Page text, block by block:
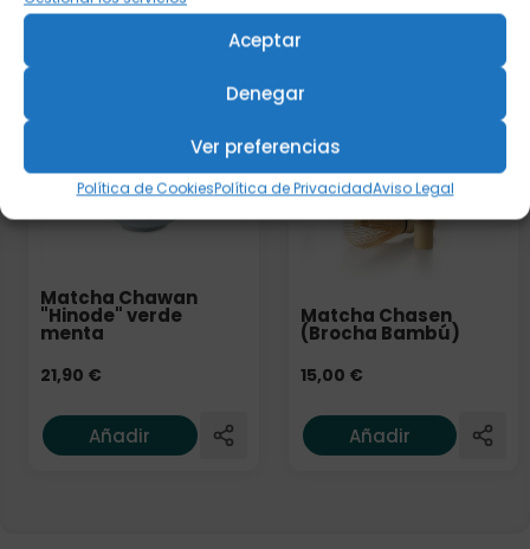
Aceptar
Denegar
Ver preferencias
Política de CookiesPolítica de PrivacidadAviso Legal
Matcha Chawan
"Hinode" verde
menta
21,90 €
Añadir
Matcha Chasen
(Brocha Bambú)
15,00 €
Añadir